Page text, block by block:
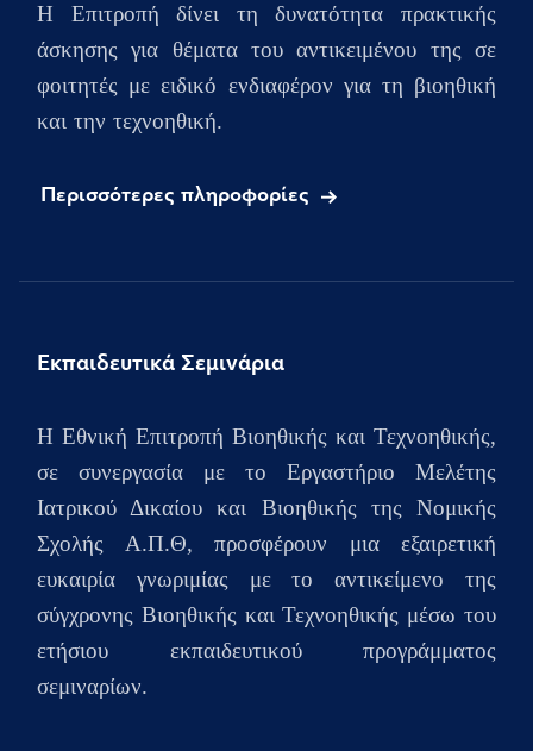
Η Επιτροπή δίνει τη δυνατότητα πρακτικής
άσκησης για θέματα του αντικειμένου της σε
φοιτητές με ειδικό ενδιαφέρον για τη βιοηθική
και την τεχνοηθική.
Περισσότερες πληροφορίες
Εκπαιδευτικά Σεμινάρια
H Εθνική Επιτροπή Βιοηθικής και Τεχνοηθικής,
σε συνεργασία με το Εργαστήριο Μελέτης
Ιατρικού Δικαίου και Βιοηθικής της Νομικής
Σχολής Α.Π.Θ, προσφέρουν μια εξαιρετική
ευκαιρία γνωριμίας με το αντικείμενο της
σύγχρονης Βιοηθικής και Τεχνοηθικής μέσω του
ετήσιου
εκπαιδευτικού προγράμματος
σεμιναρίων.